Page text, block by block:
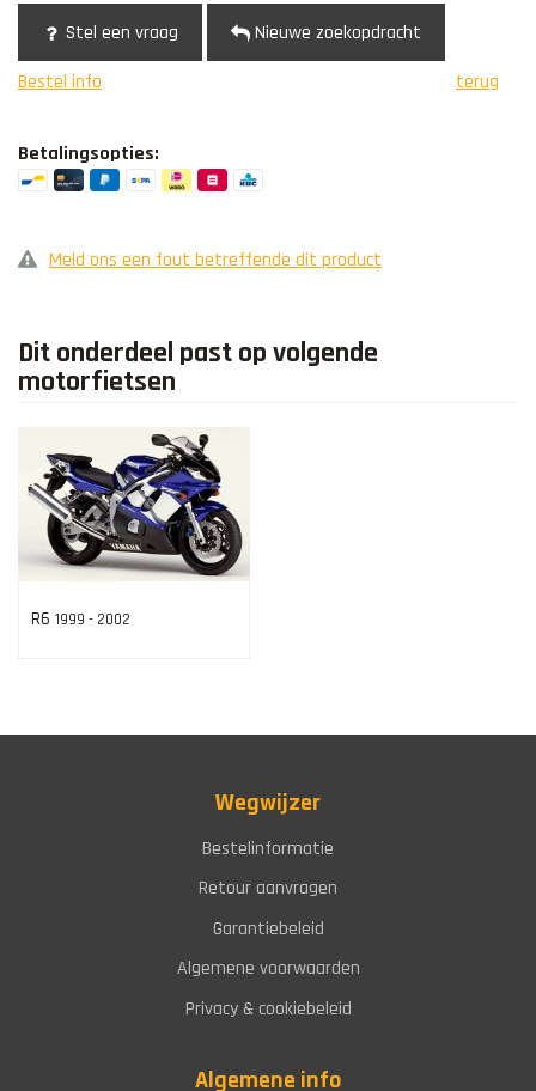
Stel een vraag
Nieuwe zoekopdracht
Bestel info
terug
Betalingsopties:
Meld ons een fout betreffende dit product
Dit onderdeel past op volgende
motorfietsen
R6 1999 - 2002
Wegwijzer
Bestelinformatie
Retour aanvragen
Garantiebeleid
Algemene voorwaarden
Privacy & cookiebeleid
Algemene info